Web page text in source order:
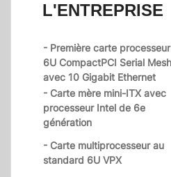
L'ENTREPRISE
- Première carte processeur
6U CompactPCI Serial Mesh
avec 10 Gigabit Ethernet
- Carte mère mini-ITX avec
processeur Intel de 6e
génération
- Carte multiprocesseur au
standard 6U VPX